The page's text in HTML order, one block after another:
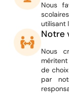
Nous
utilisant
Notre
Nous
de
par